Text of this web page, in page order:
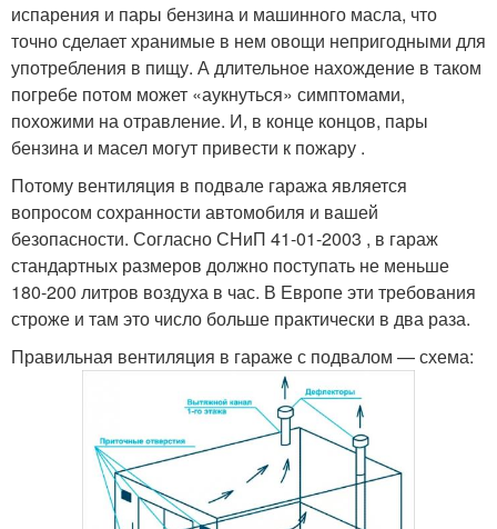
испарения и пары бензина и машинного масла, что
точно сделает хранимые в нем овощи непригодными для
употребления в пищу. А длительное нахождение в таком
погребе потом может «аукнуться» симптомами,
похожими на отравление. И, в конце концов, пары
бензина и масел могут привести к пожару .
Потому вентиляция в подвале гаража является
вопросом сохранности автомобиля и вашей
безопасности. Согласно СНиП 41-01-2003 , в гараж
стандартных размеров должно поступать не меньше
180-200 литров воздуха в час. В Европе эти требования
строже и там это число больше практически в два раза.
Правильная вентиляция в гараже с подвалом — схема: